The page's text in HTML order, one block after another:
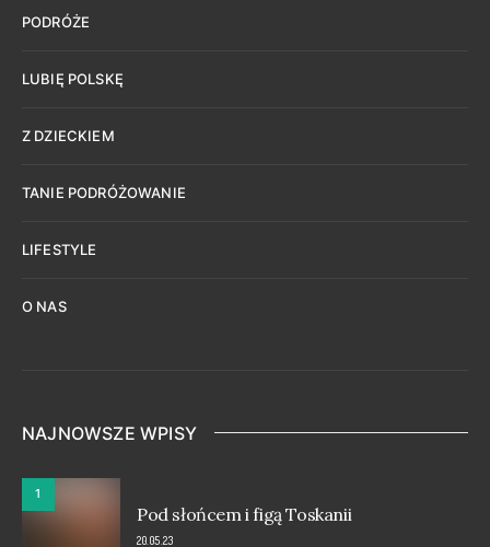
PODRÓŻE
LUBIĘ POLSKĘ
Z DZIECKIEM
TANIE PODRÓŻOWANIE
LIFESTYLE
O NAS
NAJNOWSZE WPISY
1
Pod słońcem i figą Toskanii
20.05.23